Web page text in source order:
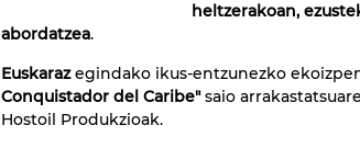
heltzerakoan,
abordatzea.
Euskarazegindako ikus-entzunezko
Conquistador del Caribe"saio
Hostoil Produkzioak.